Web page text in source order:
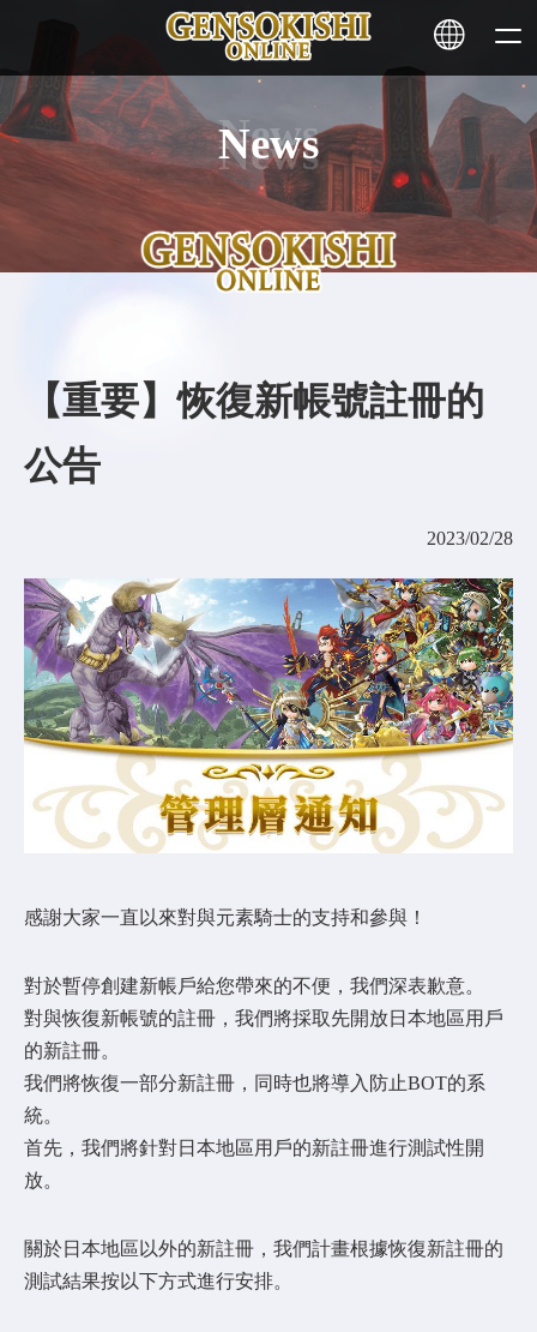
NEWS
STAKING
Learn More
COMMUNITY
AGREEMENT&LICENCE
News
【重要】恢復新帳號註冊的
公告
2023/02/28
感謝大家一直以來對與元素騎士的支持和參與！
對於暫停創建新帳戶給您帶來的不便，我們深表歉意。
對與恢復新帳號的註冊，我們將採取先開放日本地區用戶
的新註冊。
我們將恢復一部分新註冊，同時也將導入防止BOT的系
統。
首先，我們將針對日本地區用戶的新註冊進行測試性開
放。
關於日本地區以外的新註冊，我們計畫根據恢復新註冊的
測試結果按以下方式進行安排。